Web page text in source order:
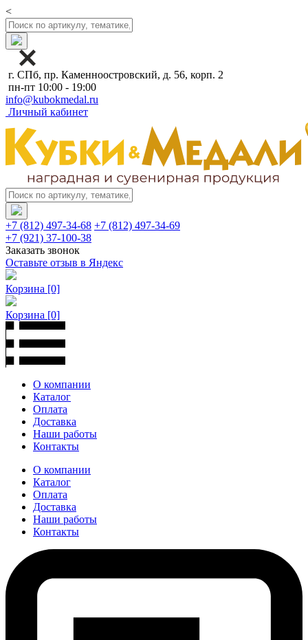
<
г. СПб, пр. Каменноостровский, д. 56, корп. 2
пн-пт 10:00 - 19:00
info@kubokmedal.ru
Личный кабинет
+7 (812) 497-34-68 +7 (812) 497-34-69
+7 (921) 37-100-38
Заказать звонок
Оставьте отзыв в Яндекс
Корзина [0]
Корзина [0]
О компании
Каталог
Оплата
Доставка
Наши работы
Контакты
О компании
Каталог
Оплата
Доставка
Наши работы
Контакты